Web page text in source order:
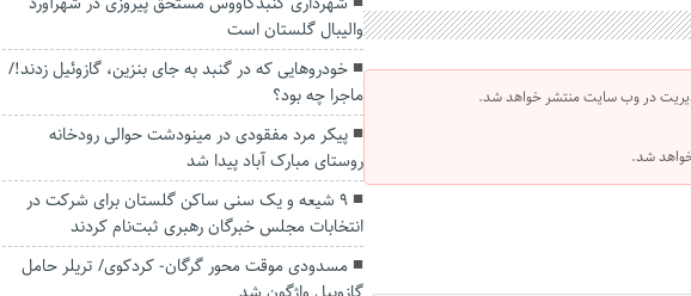
در وب سایت منتشر خواهد شد.
شد.
والیبال گلستان است
خودروهایی که در گنبد به جای بنزین، گازوئیل زدند!/
ماجرا چه بود؟
پیکر مرد مفقودی در مینودشت حوالی رودخانه
روستای مبارک آباد پیدا شد
۹ شیعه و یک سنی ساکن گلستان برای شرکت در
انتخابات مجلس خبرگان رهبری ثبت‌نام کردند
مسدودی موقت محور گرگان- کردکوی/ تریلر حامل